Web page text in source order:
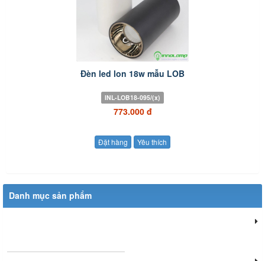
Đèn led lon 18w mẫu LOB
INL-LOB18-095/(x)
773.000 đ
Đặt hàng Yêu thích
Danh mục sản phẩm